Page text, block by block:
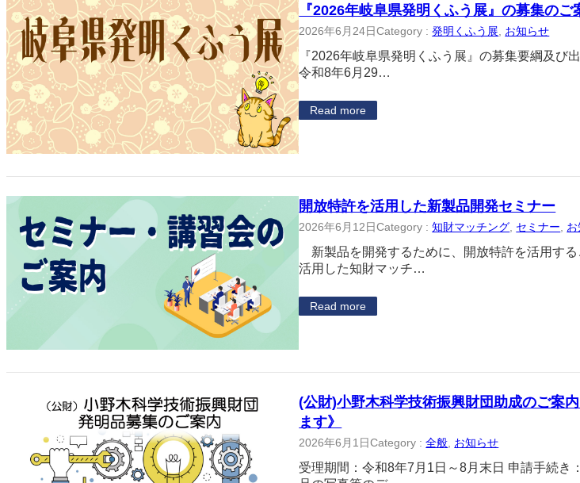
『2026年岐阜県発明くふう展』の募集の
2026年6月24日Category :発明くふう展 お知らせ
『2026年岐阜県発明くふう展』の募集要綱及び
令和8年6月29…
Read more
開放特許を活用した新製品開発セミナー
2026年6月12日Category :知財マッチング セミナー
新製品を開発するために、開放特許を活用す
活用した知財マッチ…
Read more
(公財)小野木科学技術振興財団助成のご案
ます》
2026年6月1日Category :全般 お知らせ
受理期間：令和8年7月1日～8月末日 申請手続き